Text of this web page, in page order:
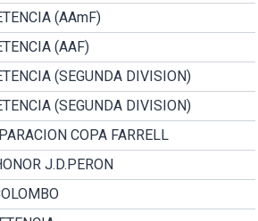
(AAmF)
(AAF)
(SEGUNDA DIVISION)
(SEGUNDA DIVISION)
COPA FARRELL
J.D.PERON